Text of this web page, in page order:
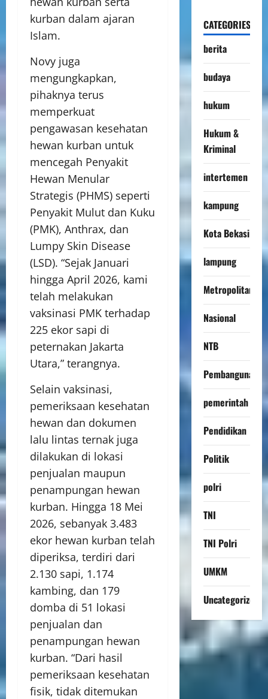
kurban dalam ajaran
Islam.
Novy juga
mengungkapkan,
pihaknya terus
memperkuat
pengawasan kesehatan
hewan kurban untuk
mencegah Penyakit
Hewan Menular
Strategis (PHMS) seperti
Penyakit Mulut dan Kuku
(PMK), Anthrax, dan
Lumpy Skin Disease
(LSD). “Sejak Januari
hingga April 2026, kami
telah melakukan
vaksinasi PMK terhadap
225 ekor sapi di
peternakan Jakarta
Utara,” terangnya.
Selain vaksinasi,
pemeriksaan kesehatan
hewan dan dokumen
lalu lintas ternak juga
dilakukan di lokasi
penjualan maupun
penampungan hewan
kurban. Hingga 18 Mei
2026, sebanyak 3.483
ekor hewan kurban telah
diperiksa, terdiri dari
2.130 sapi, 1.174
kambing, dan 179
domba di 51 lokasi
penjualan dan
penampungan hewan
kurban. “Dari hasil
pemeriksaan kesehatan
fisik, tidak ditemukan
CATEGORIES
berita
budaya
hukum
Hukum &
Kriminal
intertemen
kampung
Kota Bekasi
lampung
Metropolitan
Nasional
NTB
Pembangunan
pemerintah
Pendidikan
Politik
polri
TNI
TNI Polri
UMKM
Uncategorized